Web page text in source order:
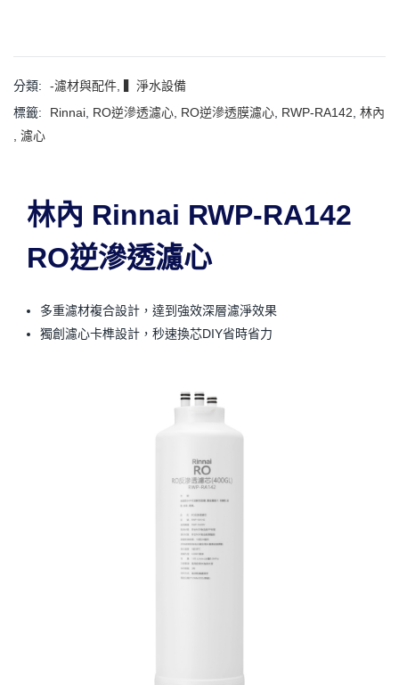
分類: -濾材與配件
▍淨水設備
標籤:
Rinnai RO逆滲透濾心 RO逆滲透膜濾心 RWP-RA142 林內
濾心
林內 Rinnai RWP-RA142
RO逆滲透濾心
多重濾材複合設計，達到強效深層濾淨效果
獨創濾心卡榫設計，秒速換芯DIY省時省力